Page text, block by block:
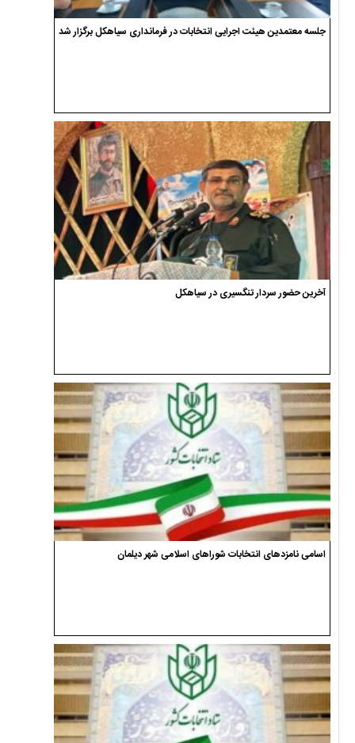
جلسه معتمدین هیئت اجرایی انتخابات در فرمانداری سیاهکل برگزار شد
آخرین حضور سردار تنگسیری در سیاهکل
اسامی نامزدهای انتخابات شوراهای اسلامی شهر دیلمان